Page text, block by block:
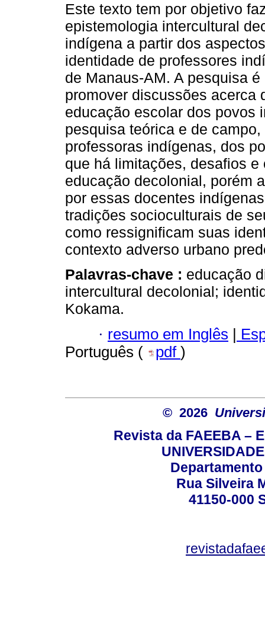
Este texto tem por objetivo
epistemologia intercultural
indígena a partir dos
identidade de professores
de Manaus-AM. A pesquisa
promover discussões acerca
educação escolar dos povos
pesquisa teórica e de
professoras indígenas, dos
que há limitações, desafios
educação decolonial, porém
por essas docentes
tradições socioculturais de
como ressignificam suas
contexto adverso urbano
Palavras-chave : educação
intercultural decolonial;
Kokama.
· resumo em Inglês |
Português (
pdf )
© 2026
Revista da FAEEBA –
Rua Silveira
41150-000